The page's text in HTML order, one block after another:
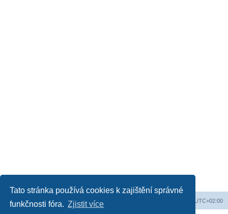
Tato stránka používá cookies k zajištění správné
funkčnosti fóra. Zjistit více
Web Obsah fóra UTC+02:00